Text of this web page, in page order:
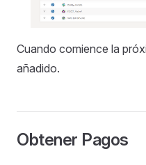
Cuando comience la
añadido.
Obtener Pagos